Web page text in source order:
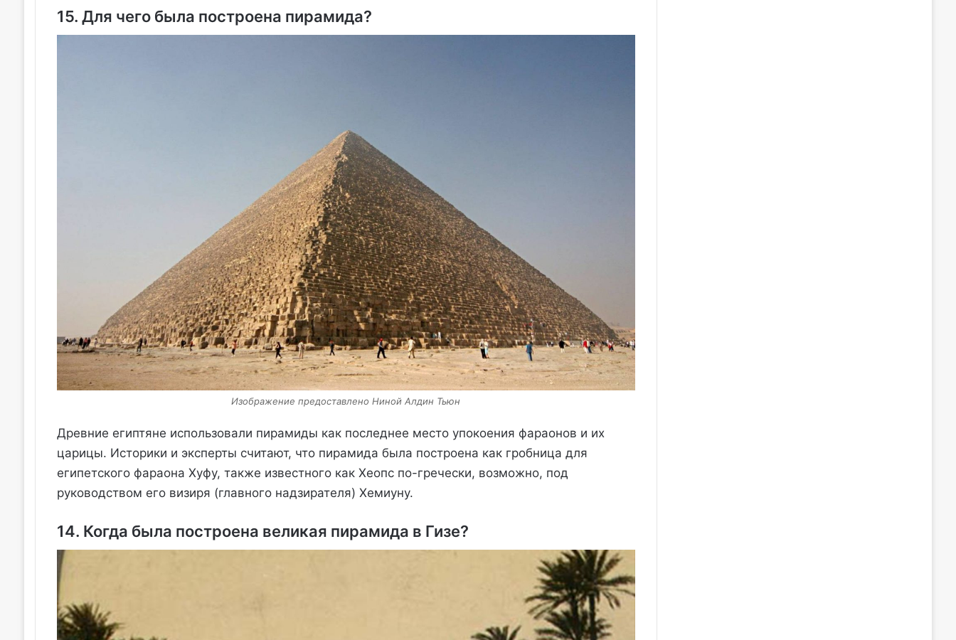
15. Для чего была построена пирамида?
Изображение предоставлено Ниной Алдин Тьюн
Древние египтяне использовали пирамиды как последнее место упокоения фараонов и их
царицы. Историки и эксперты считают, что пирамида была построена как гробница для
египетского фараона Хуфу, также известного как Хеопс по-гречески, возможно, под
руководством его визиря (главного надзирателя) Хемиуну.
14. Когда была построена великая пирамида в Гизе?